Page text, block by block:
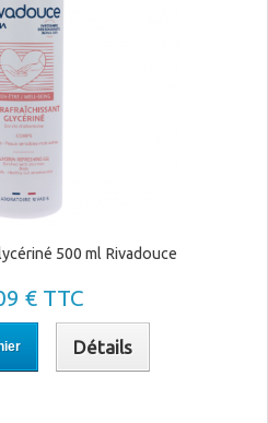
500 ml Rivadouce
€ TTC
Détails